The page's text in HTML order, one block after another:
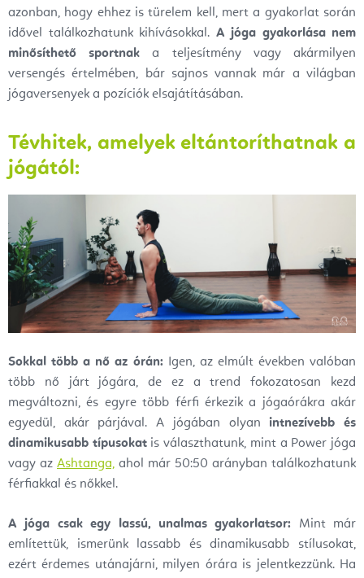
azonban, hogy ehhez is türelem kell, mert a gyakorlat során
idővel találkozhatunk kihívásokkal. A jóga gyakorlása nem
minősíthető sportnak a teljesítmény vagy akármilyen
versengés értelmében, bár sajnos vannak már a világban
jógaversenyek a pozíciók elsajátításában.
Tévhitek, amelyek eltántoríthatnak a
jógától:
Sokkal több a nő az órán: Igen, az elmúlt években valóban
több nő járt jógára, de ez a trend fokozatosan kezd
megváltozni, és egyre több férfi érkezik a jógaórákra akár
egyedül, akár párjával. A jógában olyan intnezívebb és
dinamikusabb típusokatis választhatunk, mint a Power jóga
vagy az Ashtanga, ahol már 50:50 arányban találkozhatunk
férfiakkal és nőkkel.
A jóga csak egy lassú, unalmas gyakorlatsor: Mint már
említettük, ismerünk lassabb és dinamikusabb stílusokat,
ezért érdemes utánajárni, milyen órára is jelentkezzünk. Ha